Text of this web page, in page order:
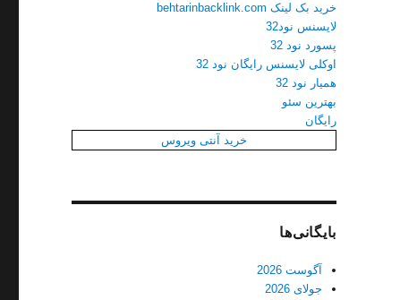
خرید بک لینک behtarinbacklink.com
لایسنس نود32
پسورد نود 32
اوکلی لایسنس رایگان نود 32
همیار نود 32
بهترین سئو
رایگان
خرید آنتی ویروس
بایگانی‌ها
آگوست 2026
جولای 2026